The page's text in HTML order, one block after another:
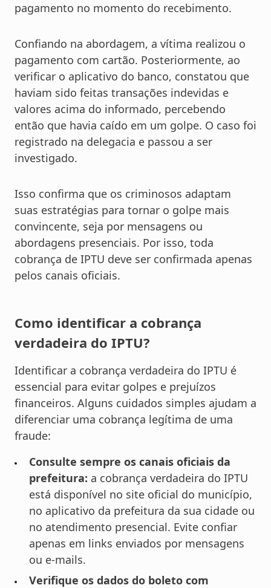
pagamento no momento do recebimento.
Confiando na abordagem, a vítima realizou o
pagamento com cartão. Posteriormente, ao
verificar o aplicativo do banco, constatou que
haviam sido feitas transações indevidas e
valores acima do informado, percebendo
então que havia caído em um golpe. O caso foi
registrado na delegacia e passou a ser
investigado.
Isso confirma que os criminosos adaptam
suas estratégias para tornar o golpe mais
convincente, seja por mensagens ou
abordagens presenciais. Por isso, toda
cobrança de IPTU deve ser confirmada apenas
pelos canais oficiais.
Como identificar a cobrança
verdadeira do IPTU?
Identificar a cobrança verdadeira do IPTU é
essencial para evitar golpes e prejuízos
financeiros. Alguns cuidados simples ajudam a
diferenciar uma cobrança legítima de uma
fraude:
Consulte sempre os canais oficiais da
prefeitura: a cobrança verdadeira do IPTU
está disponível no site oficial do município,
no aplicativo da prefeitura da sua cidade ou
no atendimento presencial. Evite confiar
apenas em links enviados por mensagens
ou e-mails.
Verifique os dados do boleto com